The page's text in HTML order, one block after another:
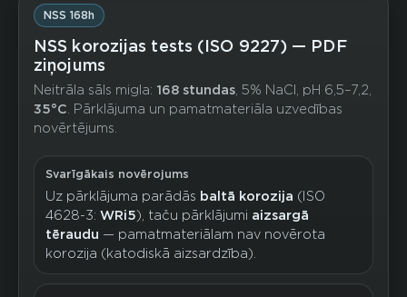
NSS 168h
NSS korozijas tests (ISO 9227) — PDF
ziņojums
Neitrāla sāls migla: 168 stundas , 5% NaCl, pH 6,5–7,2,
35°C . Pārklājuma un pamatmateriāla uzvedības
novērtējums.
Svarīgākais novērojums
Uz pārklājuma parādās baltā korozija (ISO
4628-3: WRi5), taču pārklājumi aizsargā
tēraudu — pamatmateriālam nav novērota
korozija (katodiskā aizsardzība).